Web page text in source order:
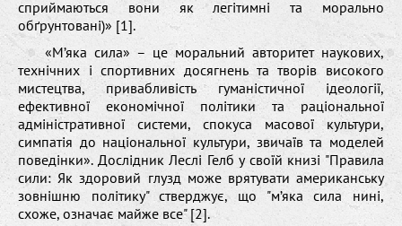
сприймаються вони як легітимні та морально
обґрунтовані)» [1].
«М’яка сила» – це моральний авторитет наукових,
технічних і спортивних досягнень та творів високого
мистецтва, привабливість гуманістичної ідеології,
ефективної економічної політики та раціональної
адміністративної системи, спокуса масової культури,
симпатія до національної культури, звичаїв та моделей
поведінки». Дослідник Леслі Гелб у своїй книзі "Правила
сили: Як здоровий глузд може врятувати американську
зовнішню політику" стверджує, що "м’яка сила нині,
схоже, означає майже все" [2].